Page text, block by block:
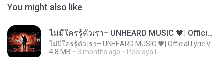
You might also like
ไม่มีใครรู้ตัวเรา– UNHEARD MUSIC 🖤| Official Lyric Video | เพลงสู้ชีวิต
4.8 MB
3 months ago Peeraya L.